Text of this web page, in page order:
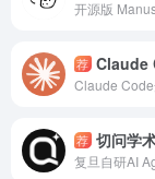
荐 Claude
荐 切问学术-